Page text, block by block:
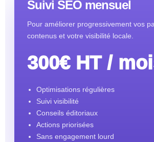
Suivi SEO mensuel
Pour améliorer progressivement vos
contenus et votre visibilité locale.
300€ HT /
Optimisations régulières
Suivi visibilité
Conseils éditoriaux
Actions priorisées
Sans engagement lourd